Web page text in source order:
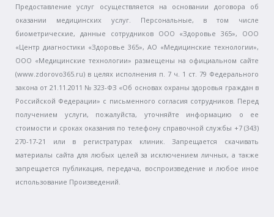
Предоставление услуг осуществляется на основании договора об
оказании медицинских услуг. Персональные, в том числе
биометрические, данные сотрудников ООО «Здоровье 365», ООО
«Центр диагностики «Здоровье 365», АО «Медицинские технологии»,
ООО «Медицинские технологии» размещены на официальном сайте
(www.zdorovo365.ru) в целях исполнения п. 7 ч. 1 ст. 79 Федерального
закона от 21.11.2011 № 323-ФЗ «Об основах охраны здоровья граждан в
Российской Федерации» с письменного согласия сотрудников. Перед
получением услуги, пожалуйста, уточняйте информацию о ее
стоимости и сроках оказания по телефону справочной службы +7 (343)
270-17-21 или в регистратурах клиник. Запрещается скачивать
материалы сайта для любых целей за исключением личных, а также
запрещается публикация, передача, воспроизведение и любое иное
использование Произведений.